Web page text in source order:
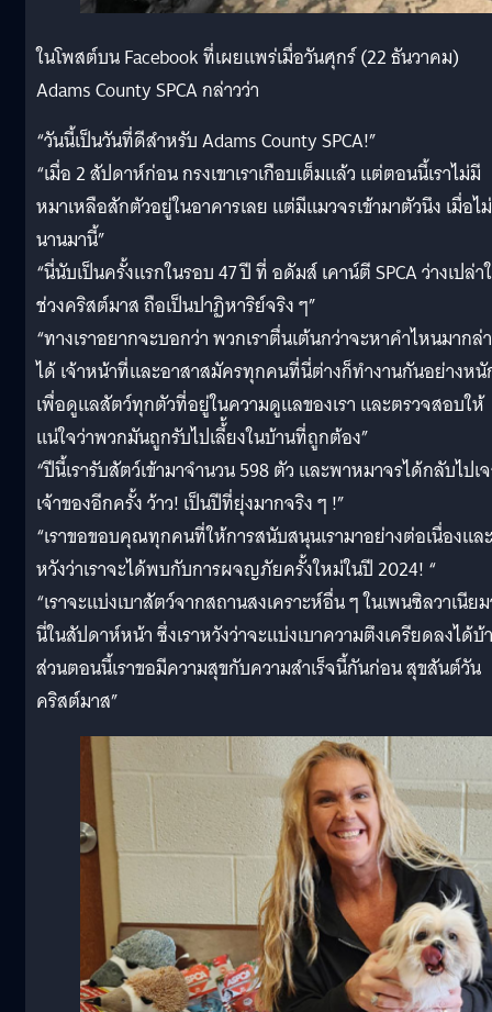
ในโพสต์บน Facebook ที่เผยแพร่เมื่อวันศุกร์ (22 ธันวาคม)
Adams County SPCA กล่าวว่า
“วันนี้เป็นวันที่ดีสำหรับ Adams County SPCA!”
“เมื่อ 2 สัปดาห์ก่อน กรงเขาเราเกือบเต็มแล้ว แต่ตอนนี้เราไม่มี
หมาเหลือสักตัวอยู่ในอาคารเลย แต่มีแมวจรเข้ามาตัวนึง เมื่อไม่
นานมานี้”
“นี่นับเป็นครั้งแรกในรอบ 47 ปี ที่ อดัมส์ เคาน์ตี SPCA ว่างเปล่า
ช่วงคริสต์มาส ถือเป็นปาฏิหาริย์จริง ๆ”
“ทางเราอยากจะบอกว่า พวกเราตื่นเต้นกว่าจะหาคำไหนมากล่
ได้ เจ้าหน้าที่และอาสาสมัครทุกคนที่นี่ต่างก็ทำงานกันอย่างห
เพื่อดูแลสัตว์ทุกตัวที่อยู่ในความดูแลของเรา และตรวจสอบให้
แน่ใจว่าพวกมันถูกรับไปเลี้้ยงในบ้านที่ถูกต้อง”
“ปีนี้เรารับสัตว์เข้ามาจำนวน 598 ตัว และพาหมาจรได้กลับไปเ
เจ้าของอีกครั้ง ว้าว! เป็นปีที่ยุ่งมากจริง ๆ !”
“เราขอขอบคุณทุกคนที่ให้การสนับสนุนเรามาอย่างต่อเนื่องและ
หวังว่าเราจะได้พบกับการผจญภัยครั้งใหม่ในปี 2024! “
“เราจะแบ่งเบาสัตว์จากสถานสงเคราะห์อื่น ๆ ในเพนซิลวาเนีย
นี่ในสัปดาห์หน้า ซึ่งเราหวังว่าจะแบ่งเบาความตึงเครียดลงได้บ้
ส่วนตอนนี้เราขอมีความสุขกับความสำเร็จนี้กันก่อน สุขสันต์วัน
คริสต์มาส”